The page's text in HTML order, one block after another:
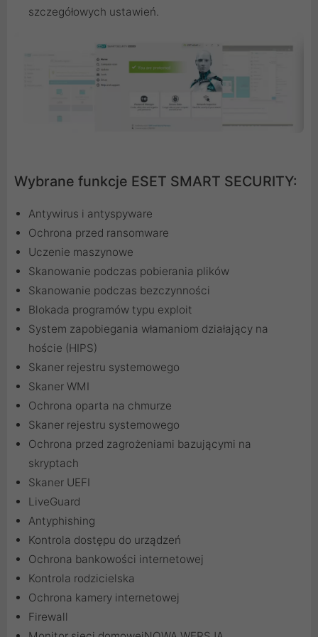
szczegółowych ustawień.
Wybrane funkcje ESET SMART SECURITY:
Antywirus i antyspyware
Ochrona przed ransomware
Uczenie maszynowe
Skanowanie podczas pobierania plików
Skanowanie podczas bezczynności
Blokada programów typu exploit
System zapobiegania włamaniom działający na
hoście (HIPS)
Skaner rejestru systemowego
Skaner WMI
Ochrona oparta na chmurze
Skaner rejestru systemowego
Ochrona przed zagrożeniami bazującymi na
skryptach
Skaner UEFI
LiveGuard
Antyphishing
Kontrola dostępu do urządzeń
Ochrona bankowości internetowej
Kontrola rodzicielska
Ochrona kamery internetowej
Firewall